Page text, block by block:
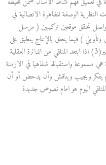
النظرية الوصفة للظاهرة الاتصالية في
تحقق موقعين تركيبين ( مرسل
) فيما يتعلق بالإنتاج ينطبق على
المرسل ويظل على المتلقي جانب التأويل والتفسير(3) اذا ابتعد المتلقي من الدائرة العقلية
مسموعة واستقبالها شفاهيا في الازمنة
يفكر ويجيب ويناقش وأن يدحض أو أن
فالمتلقي اليوم هو امام نصوص جديدة